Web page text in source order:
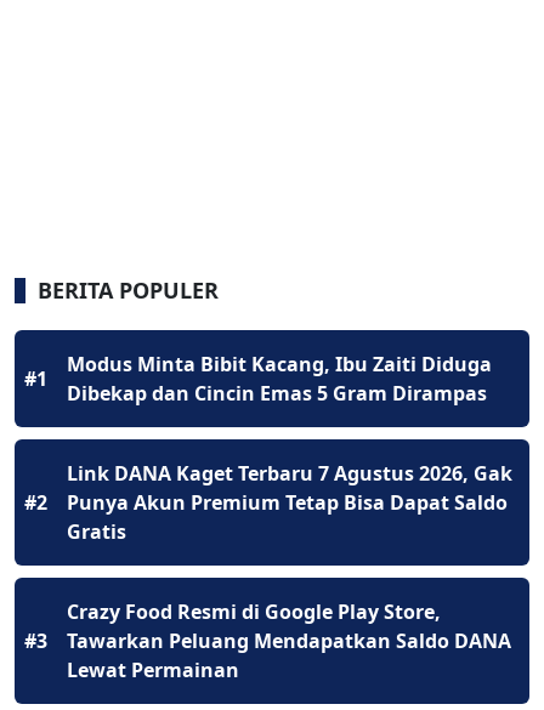
BERITA POPULER
#1
Modus Minta Bibit Kacang, Ibu Zaiti Diduga
Dibekap dan Cincin Emas 5 Gram Dirampas
#2
Link DANA Kaget Terbaru 7 Agustus 2026, Gak
Punya Akun Premium Tetap Bisa Dapat Saldo
Gratis
#3
Crazy Food Resmi di Google Play Store,
Tawarkan Peluang Mendapatkan Saldo DANA
Lewat Permainan